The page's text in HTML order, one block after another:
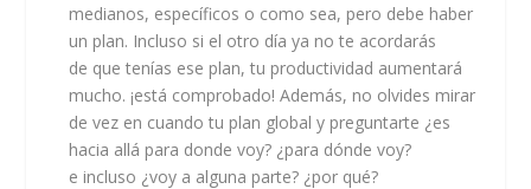
medianos, específicos o como sea, pero debe haber
un plan. Incluso si el otro día ya no te acordarás
de que tenías ese plan, tu productividad aumentará
mucho. ¡está comprobado! Además, no olvides mirar
de vez en cuando tu plan global y preguntarte ¿es
hacia allá para donde voy? ¿para dónde voy?
e incluso ¿voy a alguna parte? ¿por qué?